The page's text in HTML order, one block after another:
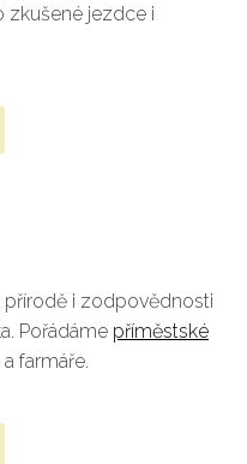
zkušené jezdce i
přírodě i zodpovědnosti
Pořádáme příměstské
farmáře.